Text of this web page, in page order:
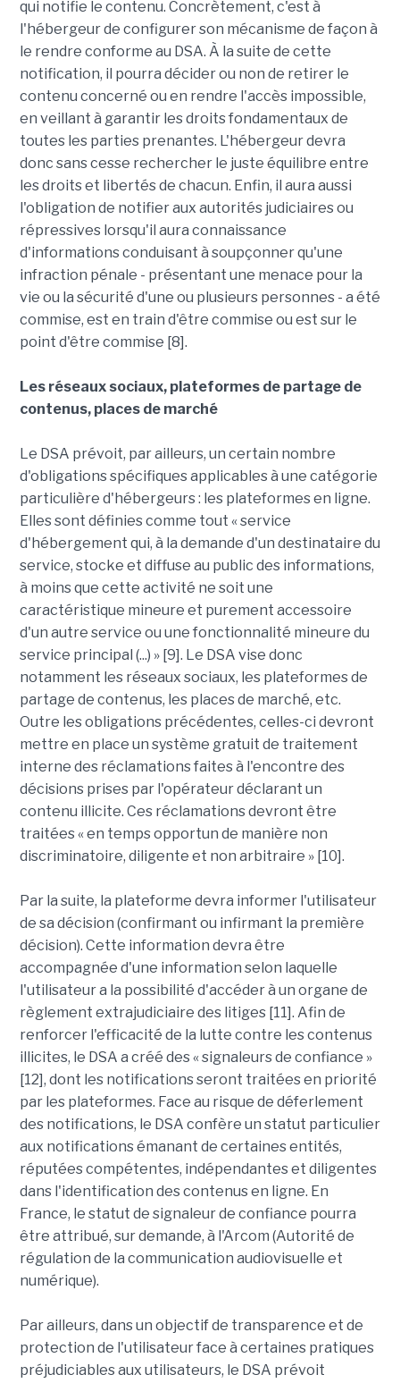
qui notifie le contenu. Concrètement, c'est à
l'hébergeur de configurer son mécanisme de façon à
le rendre conforme au DSA. À la suite de cette
notification, il pourra décider ou non de retirer le
contenu concerné ou en rendre l'accès impossible,
en veillant à garantir les droits fondamentaux de
toutes les parties prenantes. L'hébergeur devra
donc sans cesse rechercher le juste équilibre entre
les droits et libertés de chacun. Enfin, il aura aussi
l'obligation de notifier aux autorités judiciaires ou
répressives lorsqu'il aura connaissance
d'informations conduisant à soupçonner qu'une
infraction pénale - présentant une menace pour la
vie ou la sécurité d'une ou plusieurs personnes - a été
commise, est en train d'être commise ou est sur le
point d'être commise [8].
Les réseaux sociaux, plateformes de partage de
contenus, places de marché
Le DSA prévoit, par ailleurs, un certain nombre
d'obligations spécifiques applicables à une catégorie
particulière d'hébergeurs : les plateformes en ligne.
Elles sont définies comme tout « service
d'hébergement qui, à la demande d'un destinataire du
service, stocke et diffuse au public des informations,
à moins que cette activité ne soit une
caractéristique mineure et purement accessoire
d'un autre service ou une fonctionnalité mineure du
service principal (...) » [9]. Le DSA vise donc
notamment les réseaux sociaux, les plateformes de
partage de contenus, les places de marché, etc.
Outre les obligations précédentes, celles-ci devront
mettre en place un système gratuit de traitement
interne des réclamations faites à l'encontre des
décisions prises par l'opérateur déclarant un
contenu illicite. Ces réclamations devront être
traitées « en temps opportun de manière non
discriminatoire, diligente et non arbitraire » [10].
Par la suite, la plateforme devra informer l'utilisateur
de sa décision (confirmant ou infirmant la première
décision). Cette information devra être
accompagnée d'une information selon laquelle
l'utilisateur a la possibilité d'accéder à un organe de
règlement extrajudiciaire des litiges [11]. Afin de
renforcer l'efficacité de la lutte contre les contenus
illicites, le DSA a créé des « signaleurs de confiance »
[12], dont les notifications seront traitées en priorité
par les plateformes. Face au risque de déferlement
des notifications, le DSA confère un statut particulier
aux notifications émanant de certaines entités,
réputées compétentes, indépendantes et diligentes
dans l'identification des contenus en ligne. En
France, le statut de signaleur de confiance pourra
être attribué, sur demande, à l'Arcom (Autorité de
régulation de la communication audiovisuelle et
numérique).
Par ailleurs, dans un objectif de transparence et de
protection de l'utilisateur face à certaines pratiques
préjudiciables aux utilisateurs, le DSA prévoit